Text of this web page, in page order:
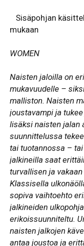
Sisäpohjan
mukaan
WOMEN
Naisten jaloilla on
mukavuudelle –
malliston. Naisten
joustavampi ja
lisäksi naisten jalan
suunnittelussa
tai tuotannossa –
jalkineilla saat
turvallisen ja
Klassisella
sopiva vaihtoehto
jalkineiden
erikoissuunniteltu.
naisten jalkojen
antaa joustoa ja